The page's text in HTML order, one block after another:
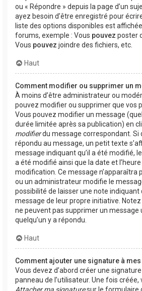
ou « Répondre » depuis la page d’un
ayez besoin d’être enregistré pour
liste des options disponibles est
forums, exemple : Vous pouvez poster
Vous pouvez joindre des fichiers, etc.
Haut
Comment modifier ou supprimer un
À moins d’être administrateur ou
pouvez modifier ou supprimer que vos
Vous pouvez modifier un message
durée limitée après sa publication) en
modifierdu message correspondant. Si
répondu au message, un petit texte
message indiquant qu’il a été modifié,
a été modifié ainsi que la date et
modification. Ce message n’apparaîtra
ou un administrateur modifie le
possibilité de laisser une note indiquant
message de leur propre initiative.
ne peuvent pas supprimer un message
quelqu’un y a répondu.
Haut
Comment ajouter une signature à
Vous devez d’abord créer une
panneau de l’utilisateur. Une fois